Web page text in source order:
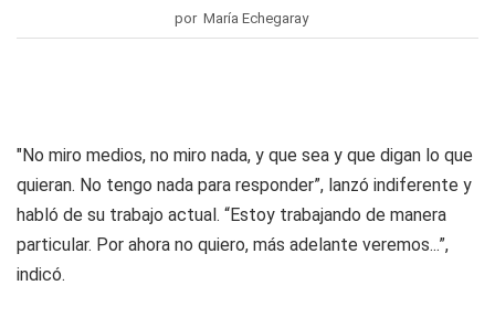
por María Echegaray
"No miro medios, no miro nada, y que sea y que digan lo que
quieran. No tengo nada para responder”, lanzó indiferente y
habló de su trabajo actual. “Estoy trabajando de manera
particular. Por ahora no quiero, más adelante veremos...”,
indicó.